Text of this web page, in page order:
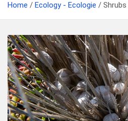
Home Ecology - Ecologie